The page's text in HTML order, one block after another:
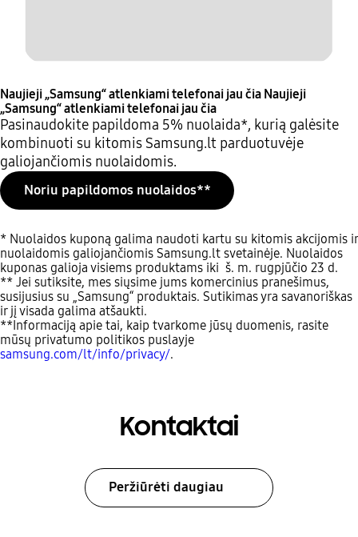
Naujieji „Samsung“ atlenkiami telefonai jau čia Naujieji
„Samsung“ atlenkiami telefonai jau čia
Pasinaudokite papildoma 5% nuolaida*, kurią galėsite
kombinuoti su kitomis Samsung.lt parduotuvėje
galiojančiomis nuolaidomis.
Noriu papildomos nuolaidos**
* Nuolaidos kuponą galima naudoti kartu su kitomis akcijomis ir
nuolaidomis galiojančiomis Samsung.lt svetainėje. Nuolaidos
kuponas galioja visiems produktams iki š. m. rugpjūčio 23 d.
** Jei sutiksite, mes siųsime jums komercinius pranešimus,
susijusius su „Samsung“ produktais. Sutikimas yra savanoriškas
ir jį visada galima atšaukti.
**Informaciją apie tai, kaip tvarkome jūsų duomenis, rasite
mūsų privatumo politikos puslayje
samsung.com/lt/info/privacy/.
Kontaktai
Peržiūrėti daugiau